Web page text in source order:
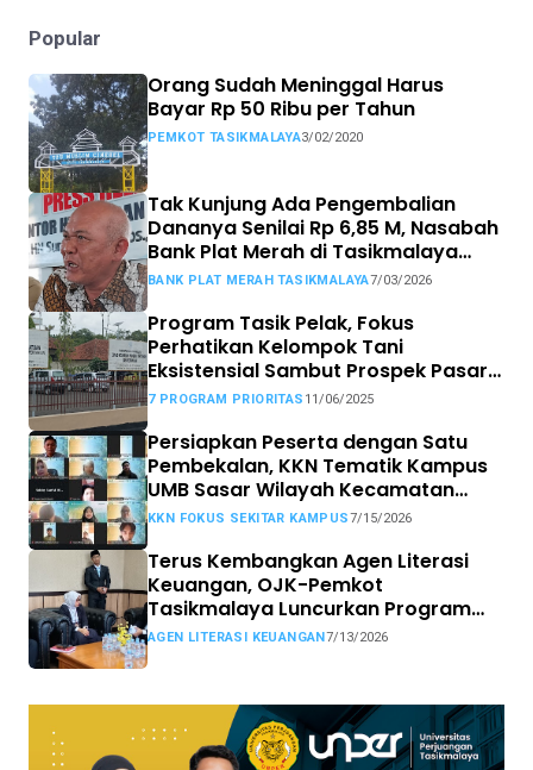
Popular
Orang Sudah Meninggal Harus
Bayar Rp 50 Ribu per Tahun
PEMKOT TASIKMALAYA3/02/2020
Tak Kunjung Ada Pengembalian
Dananya Senilai Rp 6,85 M, Nasabah
Bank Plat Merah di Tasikmalaya
Siap Tempuh Jalur Hukum.
BANK PLAT MERAH TASIKMALAYA7/03/2026
Program Tasik Pelak, Fokus
Perhatikan Kelompok Tani
Eksistensial Sambut Prospek Pasar
MBG
7 PROGRAM PRIORITAS 11/06/2025
Persiapkan Peserta dengan Satu
Pembekalan, KKN Tematik Kampus
UMB Sasar Wilayah Kecamatan
Sekitar Kampus
KKN FOKUS SEKITAR KAMPUS7/15/2026
Terus Kembangkan Agen Literasi
Keuangan, OJK-Pemkot
Tasikmalaya Luncurkan Program
Tasikmalaya CAANG
AGEN LITERASI KEUANGAN7/13/2026